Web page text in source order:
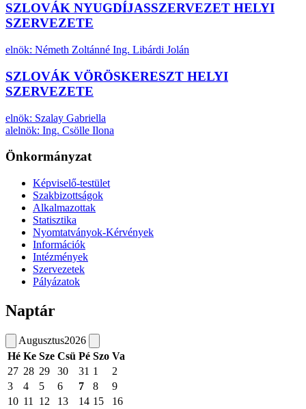
SZLOVÁK NYUGDÍJASSZERVEZET HELYI
SZERVEZETE
elnök: Németh Zoltánné Ing. Libárdi Jolán
SZLOVÁK VÖRÖSKERESZT HELYI
SZERVEZETE
elnök: Szalay Gabriella
alelnök: Ing. Csölle Ilona
Önkormányzat
Képviselő-testület
Szakbizottságok
Alkalmazottak
Statisztika
Nyomtatványok-Kérvények
Információk
Intézmények
Szervezetek
Pályázatok
Naptár
Augusztus2026
Hé Ke Sze Csü Pé Szo Va
27 28 29 30 31 1
2
3
4 5 6 7 8
9
10 11 12 13 14 15
16